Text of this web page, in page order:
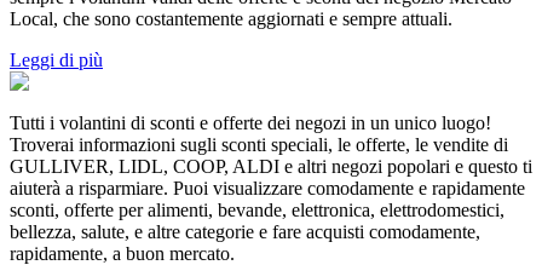
Local, che sono costantemente aggiornati e sempre attuali.
Leggi di più
Tutti i volantini di sconti e offerte dei negozi in un unico luogo!
Troverai informazioni sugli sconti speciali, le offerte, le vendite di
GULLIVER, LIDL, COOP, ALDI e altri negozi popolari e questo ti
aiuterà a risparmiare. Puoi visualizzare comodamente e rapidamente
sconti, offerte per alimenti, bevande, elettronica, elettrodomestici,
bellezza, salute, e altre categorie e fare acquisti comodamente,
rapidamente, a buon mercato.